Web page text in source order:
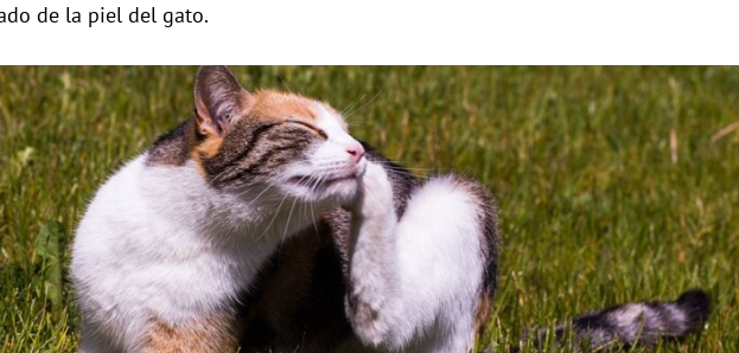
de la piel del gato.